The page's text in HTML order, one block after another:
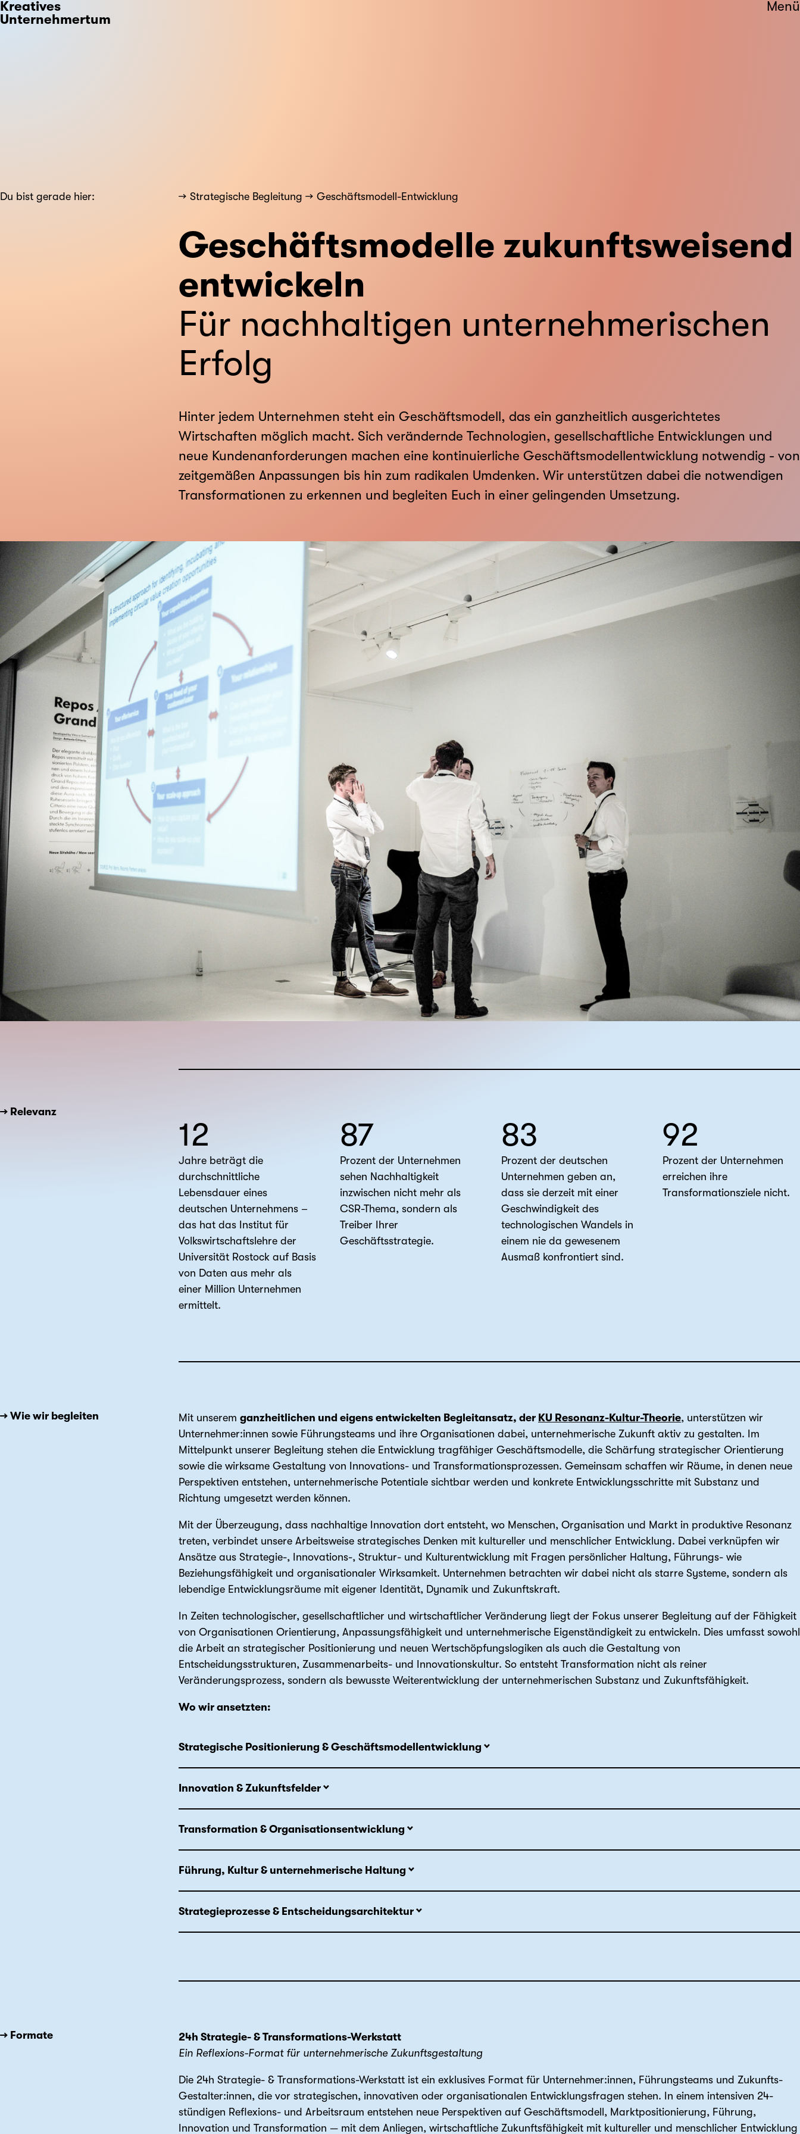
Kreatives
Unternehmertum
Menü
Du bist gerade hier: Strategische Begleitung Geschäftsmodell-Entwicklung
Geschäftsmodelle zukunftsweisend
entwickeln
Für nachhaltigen unternehmerischen
Erfolg
Hinter jedem Unternehmen steht ein Geschäftsmodell, das ein ganzheitlich ausgerichtetes
Wirtschaften möglich macht. Sich verändernde Technologien, gesellschaftliche Entwicklungen und
neue Kundenanforderungen machen eine kontinuierliche Geschäftsmodellentwicklung notwendig - von
zeitgemäßen Anpassungen bis hin zum radikalen Umdenken. Wir unterstützen dabei die notwendigen
Transformationen zu erkennen und begleiten Euch in einer gelingenden Umsetzung.
→ Relevanz
12
Jahre beträgt die
durchschnittliche
Lebensdauer eines
deutschen Unternehmens –
das hat das Institut für
Volkswirtschaftslehre der
Universität Rostock auf Basis
von Daten aus mehr als
einer Million Unternehmen
ermittelt.
87
Prozent der Unternehmen
sehen Nachhaltigkeit
inzwischen nicht mehr als
CSR-Thema, sondern als
Treiber Ihrer
Geschäftsstrategie.
83
Prozent der deutschen
Unternehmen geben an,
dass sie derzeit mit einer
Geschwindigkeit des
technologischen Wandels in
einem nie da gewesenem
Ausmaß konfrontiert sind.
92
Prozent der Unternehmen
erreichen ihre
Transformationsziele nicht.
→ Wie wir begleiten Mit unserem ganzheitlichen und eigens entwickelten Begleitansatz, der KU Resonanz-Kultur-Theorie, unterstützen wir
Unternehmer:innen sowie Führungsteams und ihre Organisationen dabei, unternehmerische Zukunft aktiv zu gestalten. Im
Mittelpunkt unserer Begleitung stehen die Entwicklung tragfähiger Geschäftsmodelle, die Schärfung strategischer Orientierung
sowie die wirksame Gestaltung von Innovations- und Transformationsprozessen. Gemeinsam schaffen wir Räume, in denen neue
Perspektiven entstehen, unternehmerische Potentiale sichtbar werden und konkrete Entwicklungsschritte mit Substanz und
Richtung umgesetzt werden können.
Mit der Überzeugung, dass nachhaltige Innovation dort entsteht, wo Menschen, Organisation und Markt in produktive Resonanz
treten, verbindet unsere Arbeitsweise strategisches Denken mit kultureller und menschlicher Entwicklung. Dabei verknüpfen wir
Ansätze aus Strategie-, Innovations-, Struktur- und Kulturentwicklung mit Fragen persönlicher Haltung, Führungs- wie
Beziehungsfähigkeit und organisationaler Wirksamkeit. Unternehmen betrachten wir dabei nicht als starre Systeme, sondern als
lebendige Entwicklungsräume mit eigener Identität, Dynamik und Zukunftskraft.
In Zeiten technologischer, gesellschaftlicher und wirtschaftlicher Veränderung liegt der Fokus unserer Begleitung auf der Fähigkeit
von Organisationen Orientierung, Anpassungsfähigkeit und unternehmerische Eigenständigkeit zu entwickeln. Dies umfasst sowohl
die Arbeit an strategischer Positionierung und neuen Wertschöpfungslogiken als auch die Gestaltung von
Entscheidungsstrukturen, Zusammenarbeits- und Innovationskultur. So entsteht Transformation nicht als reiner
Veränderungsprozess, sondern als bewusste Weiterentwicklung der unternehmerischen Substanz und Zukunftsfähigkeit.
Wo wir ansetzten:
Strategische Positionierung & Geschäftsmodellentwicklung
Innovation & Zukunftsfelder
Transformation & Organisationsentwicklung
Führung, Kultur & unternehmerische Haltung
Strategieprozesse & Entscheidungsarchitektur
→ Formate
24h Strategie- & Transformations-Werkstatt
Ein Reflexions-Format für unternehmerische Zukunftsgestaltung
Die 24h Strategie- & Transformations-Werkstatt ist ein exklusives Format für Unternehmer:innen, Führungsteams und Zukunfts-
Gestalter:innen, die vor strategischen, innovativen oder organisationalen Entwicklungsfragen stehen. In einem intensiven 24-
stündigen Reflexions- und Arbeitsraum entstehen neue Perspektiven auf Geschäftsmodell, Marktpositionierung, Führung,
Innovation und Transformation — mit dem Anliegen, wirtschaftliche Zukunftsfähigkeit mit kultureller und menschlicher Entwicklung